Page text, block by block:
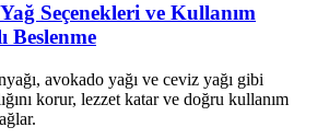
Seçenekleri ve Kullanım
Beslenme
avokado yağı ve ceviz yağı gibi
korur, lezzet katar ve doğru kullanım